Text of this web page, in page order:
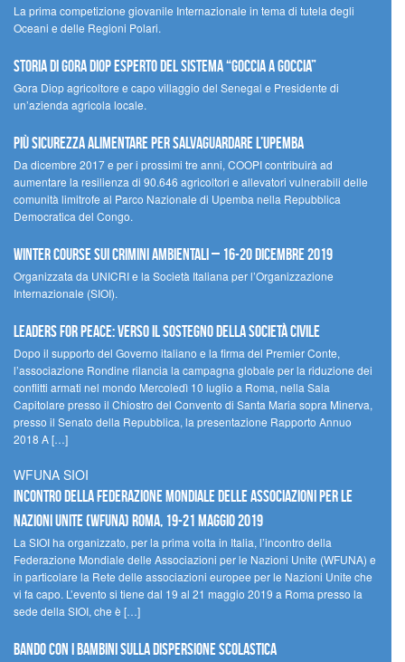
La prima competizione giovanile Internazionale in tema di tutela degli
Oceani e delle Regioni Polari.
STORIA DI GORA DIOP ESPERTO DEL SISTEMA “GOCCIA A GOCCIA”
Gora Diop agricoltore e capo villaggio del Senegal e Presidente di
un’azienda agricola locale.
Più sicurezza alimentare per salvaguardare l’Upemba
Da dicembre 2017 e per i prossimi tre anni, COOPI contribuirà ad
aumentare la resilienza di 90.646 agricoltori e allevatori vulnerabili delle
comunità limitrofe al Parco Nazionale di Upemba nella Repubblica
Democratica del Congo.
Winter Course sui Crimini Ambientali – 16-20 Dicembre 2019
Organizzata da UNICRI e la Società Italiana per l’Organizzazione
Internazionale (SIOI).
Leaders for peace: verso il sostegno della società civile
Dopo il supporto del Governo italiano e la firma del Premier Conte,
l’associazione Rondine rilancia la campagna globale per la riduzione dei
conflitti armati nel mondo Mercoledì 10 luglio a Roma, nella Sala
Capitolare presso il Chiostro del Convento di Santa Maria sopra Minerva,
presso il Senato della Repubblica, la presentazione Rapporto Annuo
2018 A […]
WFUNA SIOI
Incontro della Federazione Mondiale delle Associazioni per le
Nazioni Unite (WFUNA) Roma, 19-21 maggio 2019
La SIOI ha organizzato, per la prima volta in Italia, l’incontro della
Federazione Mondiale delle Associazioni per le Nazioni Unite (WFUNA) e
in particolare la Rete delle associazioni europee per le Nazioni Unite che
vi fa capo. L’evento si tiene dal 19 al 21 maggio 2019 a Roma presso la
sede della SIOI, che è […]
Bando Con i Bambini sulla dispersione scolastica